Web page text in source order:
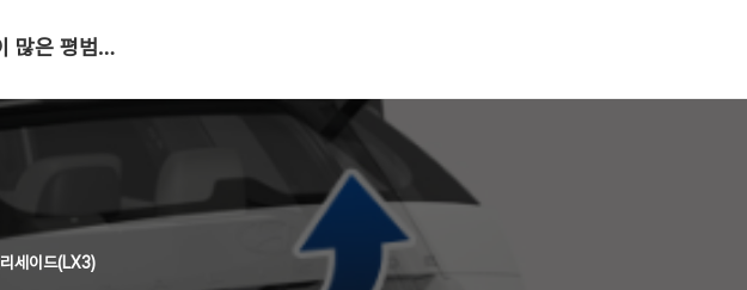
자동차에 관심이 많은 평범한 회사원
세이드(LX3)